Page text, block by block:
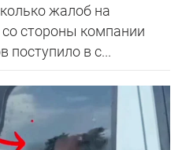
жалоб на
стороны компании
поступило в с...